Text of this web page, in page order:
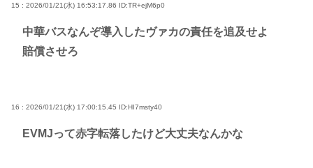
15 : 2026/01/21(水) 16:53:17.86 ID:TR+ejM6p0
中華バスなんぞ導入したヴァカの責任を追及せよ
賠償させろ
16 : 2026/01/21(水) 17:00:15.45 ID:HI7msty40
EVMJって赤字転落したけど大丈夫なんかな